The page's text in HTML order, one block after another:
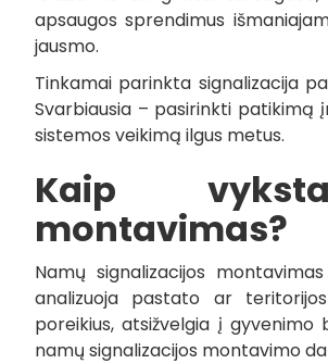
apsaugos sprendimus
jausmo.
Tinkamai parinkta signalizacija
Svarbiausia – pasirinkti patikimą
sistemos veikimą ilgus metus.
Kaip
montavimas?
Namų signalizacijos
analizuoja pastato ar
poreikius, atsižvelgia į
namų signalizacijos montavimo